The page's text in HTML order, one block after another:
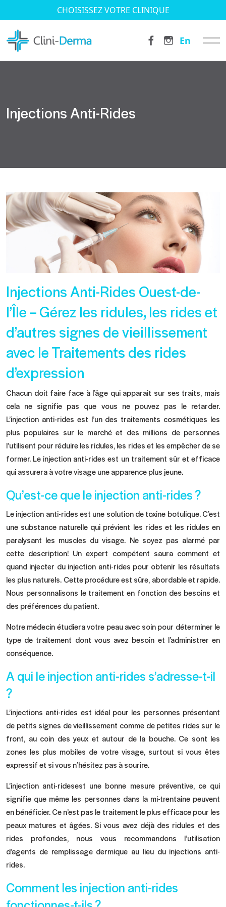
CHOISISSEZ VOTRE CLINIQUE
En
Injections Anti-Rides
Injections Anti-Rides Ouest-de-
l’Île – Gérez les ridules, les rides et
d’autres signes de vieillissement
avec le Traitements des rides
d’expression
Chacun doit faire face à l’âge qui apparaît sur ses traits, mais
cela ne signifie pas que vous ne pouvez pas le retarder.
L’injection anti-rides est l’un des traitements cosmétiques les
plus populaires sur le marché et des millions de personnes
l’utilisent pour réduire les ridules,les rideset les empêcher de se
former. Le injection anti-rides est un traitement sûr et efficace
qui assurera à votre visage une apparence plus jeune.
Qu’est-ce que le injection anti-rides ?
Le injection anti-rides est une solution de toxine botulique. C’est
une substance naturelle qui prévient les rides et les ridules en
paralysant les muscles du visage. Ne soyez pas alarmé par
cette description! Un expert compétent saura comment et
quand injecter du injection anti-rides pour obtenir les résultats
les plus naturels. Cette procédure est sûre, abordable et rapide.
Nous personnalisons le traitement en fonction des besoins et
des préférences du patient.
Notre médecin étudiera votre peau avec soin pour déterminer le
type de traitement dont vous avez besoin et l’administrer en
conséquence.
A qui le injection anti-rides s’adresse-t-il
?
L’injections anti-rides est idéal pour les personnes présentant
de petits signes de vieillissement comme de petites rides sur le
front, au coin des yeux et autour de la bouche. Ce sont les
zones les plus mobiles de votre visage, surtout si vous êtes
expressif et si vous n’hésitez pas à sourire.
L’injection anti-ridesest une bonne mesure préventive, ce qui
signifie que même les personnes dans la mi-trentaine peuvent
en bénéficier. Ce n’est pas le traitement le plus efficace pour les
peaux matures et âgées. Si vous avez déjà des ridules et des
rides profondes, nous vous recommandons l’utilisation
d’agents de remplissage dermique au lieu du injections anti-
rides.
Comment les injection anti-rides